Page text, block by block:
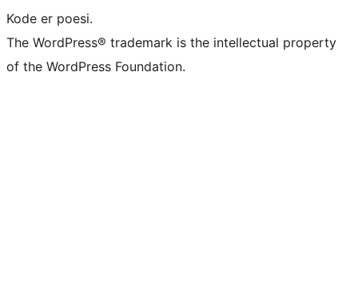
Kode er poesi.
The WordPress® trademark is the intellectual property
of the WordPress Foundation.